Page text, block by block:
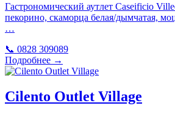
Гастрономический аутлет Caseificio
пекорино, скаморца белая/дымчатая,
…
📞 0828 309089
Подробнее →
Cilento Outlet Village